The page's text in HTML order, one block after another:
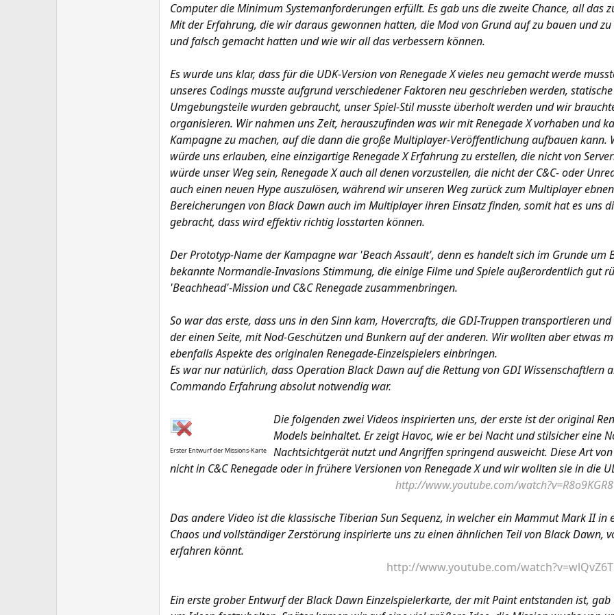
Computer die Minimum Systemanforderungen erfüllt. Es gab uns die zweite Chance, all
Mit der Erfahrung, die wir daraus gewonnen hatten, die Mod von Grund auf zu bauen und
und falsch gemacht hatten und wie wir all das verbessern können.
Es wurde uns klar, dass für die UDK-Version von Renegade X vieles neu gemacht werde
unseres Codings musste aufgrund verschiedener Faktoren neu geschrieben werden,
Umgebungsteile wurden gebraucht, unser Spiel-Stil musste überholt werden und wir
organisieren. Wir nahmen uns Zeit, herauszufinden was wir mit Renegade X vorhaben und
Kampagne zu machen, auf die dann die große Multiplayer-Veröffentlichung aufbauen kann.
würde uns erlauben, eine einzigartige Renegade X Erfahrung zu erstellen, die nicht von
würde unser Weg sein, Renegade X auch all denen vorzustellen, die nicht der C&C- oder
auch einen neuen Hype auszulösen, während wir unseren Weg zurück zum Multiplayer
Bereicherungen von Black Dawn auch im Multiplayer ihren Einsatz finden, somit hat es uns
gebracht, dass wird effektiv richtig losstarten können.
Der Prototyp-Name der Kampagne war 'Beach Assault', denn es handelt sich im Grunde
bekannte Normandie-Invasions Stimmung, die einige Filme und Spiele außerordentlich gut
'Beachhead'-Mission und C&C Renegade zusammenbringen.
So war das erste, dass uns in den Sinn kam, Hovercrafts, die GDI-Truppen transportieren
der einen Seite, mit Nod-Geschützen und Bunkern auf der anderen. Wir wollten aber etwas
ebenfalls Aspekte des originalen Renegade-Einzelspielers einbringen.
Es war nur natürlich, dass Operation Black Dawn auf die Rettung von GDI Wissenschaftlern
Commando Erfahrung absolut notwendig war.
Erster Entwurf der Missions-Karte
Die folgenden zwei Videos inspirierten uns, der erste ist der original
Models beinhaltet. Er zeigt Havoc, wie er bei Nacht und stilsicher eine
Nachtsichtgerät nutzt und Angriffen springend ausweicht. Diese Art
nicht in C&C Renegade oder in frühere Versionen von Renegade X und wir wollten sie in die
http://www.youtube.com/
Das andere Video ist die klassische Tiberian Sun Sequenz, in welcher ein Mammut Mark II
Chaos und vollständiger Zerstörung inspirierte uns zu einen ähnlichen Teil von Black Dawn,
erfahren könnt.
http://www.youtube.com/
Ein erste grober Entwurf der Black Dawn Einzelspielerkarte, der mit Paint entstanden ist,